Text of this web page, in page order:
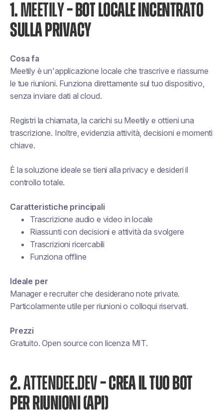
1. MEETILY– BOT LOCALE INCENTRATO
SULLA PRIVACY
Cosa fa
Meetily è un'applicazione locale che trascrive e riassume
le tue riunioni. Funziona direttamente sul tuo dispositivo,
senza inviare dati al cloud.
Registri la chiamata, la carichi su Meetily e ottieni una
trascrizione. Inoltre, evidenzia attività, decisioni e momenti
chiave.
È la soluzione ideale se tieni alla privacy e desideri il
controllo totale.
Caratteristiche principali
Trascrizione audio e video in locale
Riassunti con decisioni e attività da svolgere
Trascrizioni ricercabili
Funziona offline
Ideale per
Manager e recruiter che desiderano note private.
Particolarmente utile per riunioni o colloqui riservati.
Prezzi
Gratuito. Open source con licenza MIT.
2.ATTENDEE.DEV– CREA IL TUO BOT
PER RIUNIONI (API)